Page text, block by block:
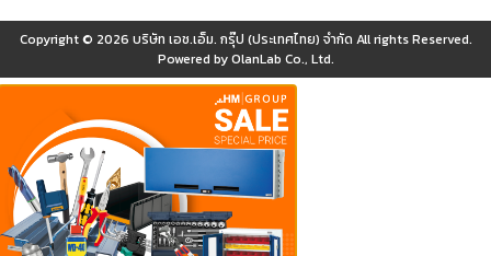
Copyright © 2026 บริษัท เอช.เอ็ม. กรุ๊ป (ประเทศไทย) จำกัด All rights Reserved.
Powered byOlanLab Co., Ltd.